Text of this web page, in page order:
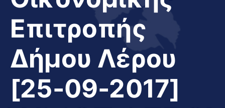
Επιτροπής
Δήμου Λέρου
[25-09-2017]